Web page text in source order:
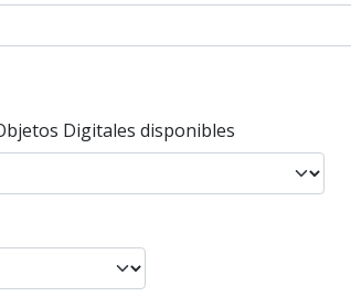
Digitales disponibles